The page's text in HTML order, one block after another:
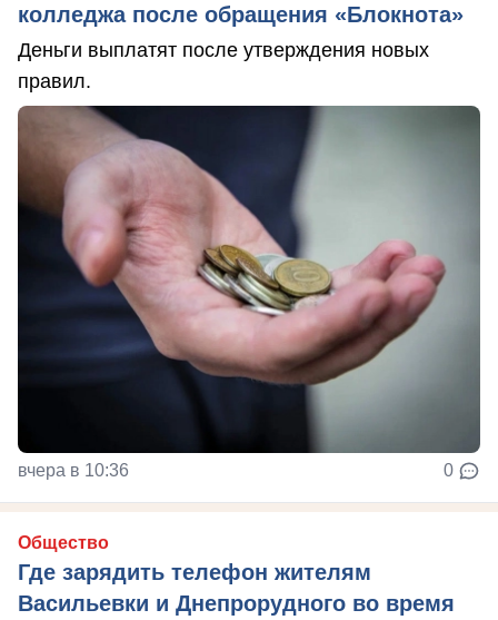
колледжа после обращения «Блокнота»
Деньги выплатят после утверждения новых
правил.
вчера в 10:36 0
Общество
Где зарядить телефон жителям
Васильевки и Днепрорудного во время